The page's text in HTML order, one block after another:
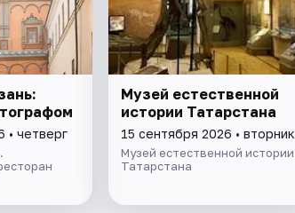
• четверг
Музей естественной
истории Татарстана
15 сентября 2026 • вторник
Музей естественной истории
Татарстана